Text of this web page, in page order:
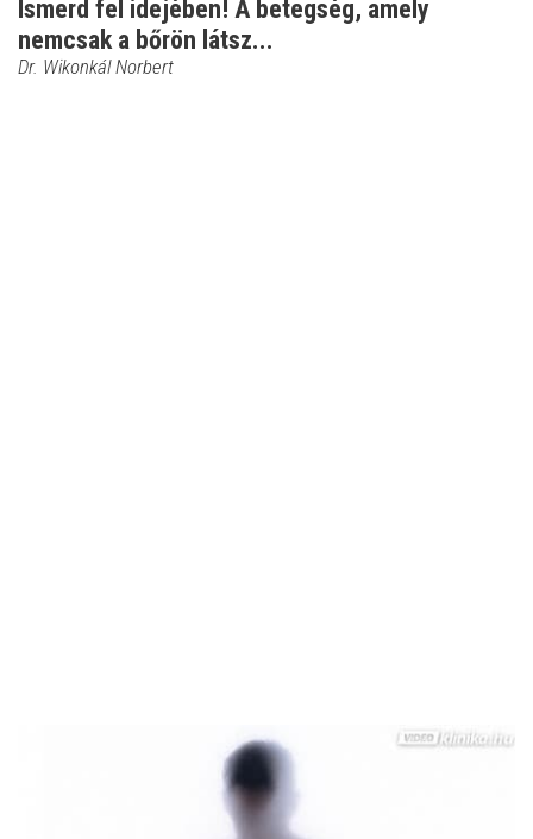
Ismerd fel idejében! A betegség, amely
nemcsak a bőrön látsz...
Dr. Wikonkál Norbert